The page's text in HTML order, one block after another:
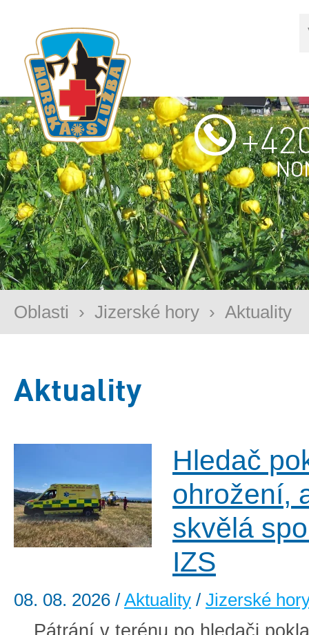
Oblasti › Jizerské hory › Aktuality
Aktuality
Hledač
ohrožení,
skvělá
IZS
08. 08. 2026 / Aktuality / Jizerské